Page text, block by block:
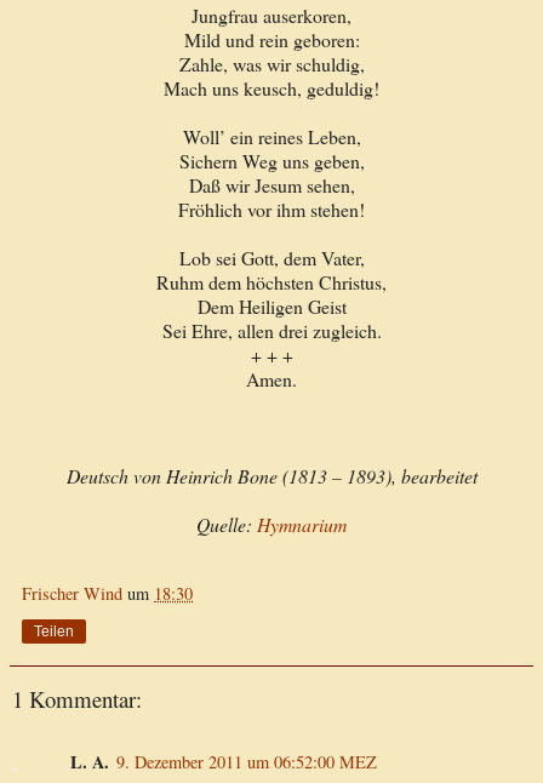
Jungfrau auserkoren,
Mild und rein geboren:
Zahle, was wir schuldig,
Mach uns keusch, geduldig!
Woll’ ein reines Leben,
Sichern Weg uns geben,
Daß wir Jesum sehen,
Fröhlich vor ihm stehen!
Lob sei Gott, dem Vater,
Ruhm dem höchsten Christus,
Dem Heiligen Geist
Sei Ehre, allen drei zugleich.
+ + +
Amen.
Deutsch von Heinrich Bone (1813 – 1893), bearbeitet
Quelle: Hymnarium
Frischer Wind um 18:30
Teilen
1 Kommentar:
L. A. 9. Dezember 2011 um 06:52:00 MEZ